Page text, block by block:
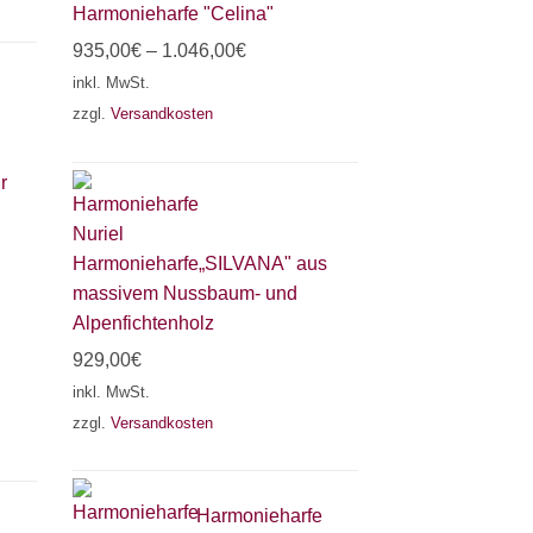
Harmonieharfe "Celina"
935,00€ – 1.046,00€
inkl. MwSt.
zzgl. Versandkosten
Harmonieharfe„SILVANA" aus
massivem Nussbaum- und
Alpenfichtenholz
929,00€
inkl. MwSt.
zzgl. Versandkosten
Harmonieharfe